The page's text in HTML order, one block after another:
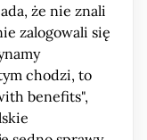
że nie znali
zalogowali się
chodzi, to
benefits",